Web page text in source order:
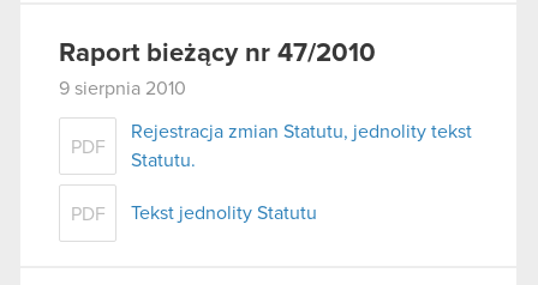
Raport bieżący nr 47/2010
9 sierpnia 2010
PDF
Rejestracja zmian Statutu, jednolity tekst
Statutu.
PDF Tekst jednolity Statutu